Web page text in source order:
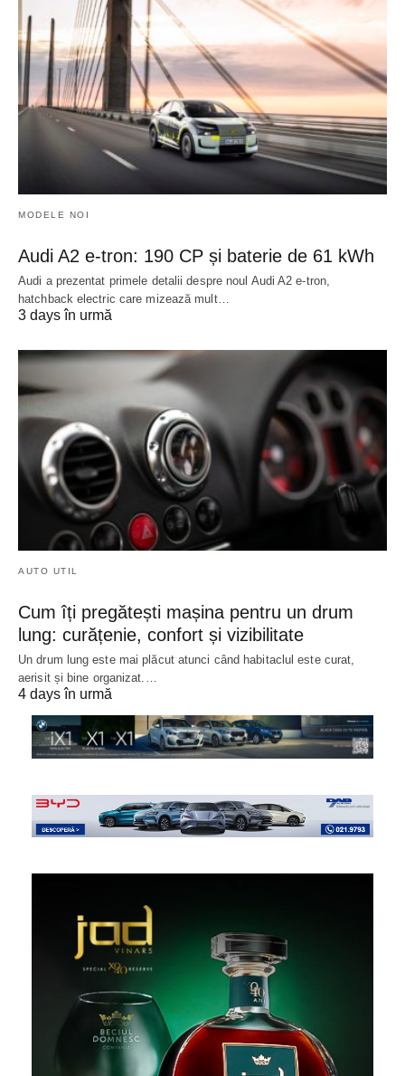
MODELE NOI
Audi A2 e-tron: 190 CP și baterie de 61 kWh
Audi a prezentat primele detalii despre noul Audi A2 e-tron,
hatchback electric care mizează mult…
3 days în urmă
AUTO UTIL
Cum îți pregătești mașina pentru un drum
lung: curățenie, confort și vizibilitate
Un drum lung este mai plăcut atunci când habitaclul este curat,
aerisit și bine organizat.…
4 days în urmă